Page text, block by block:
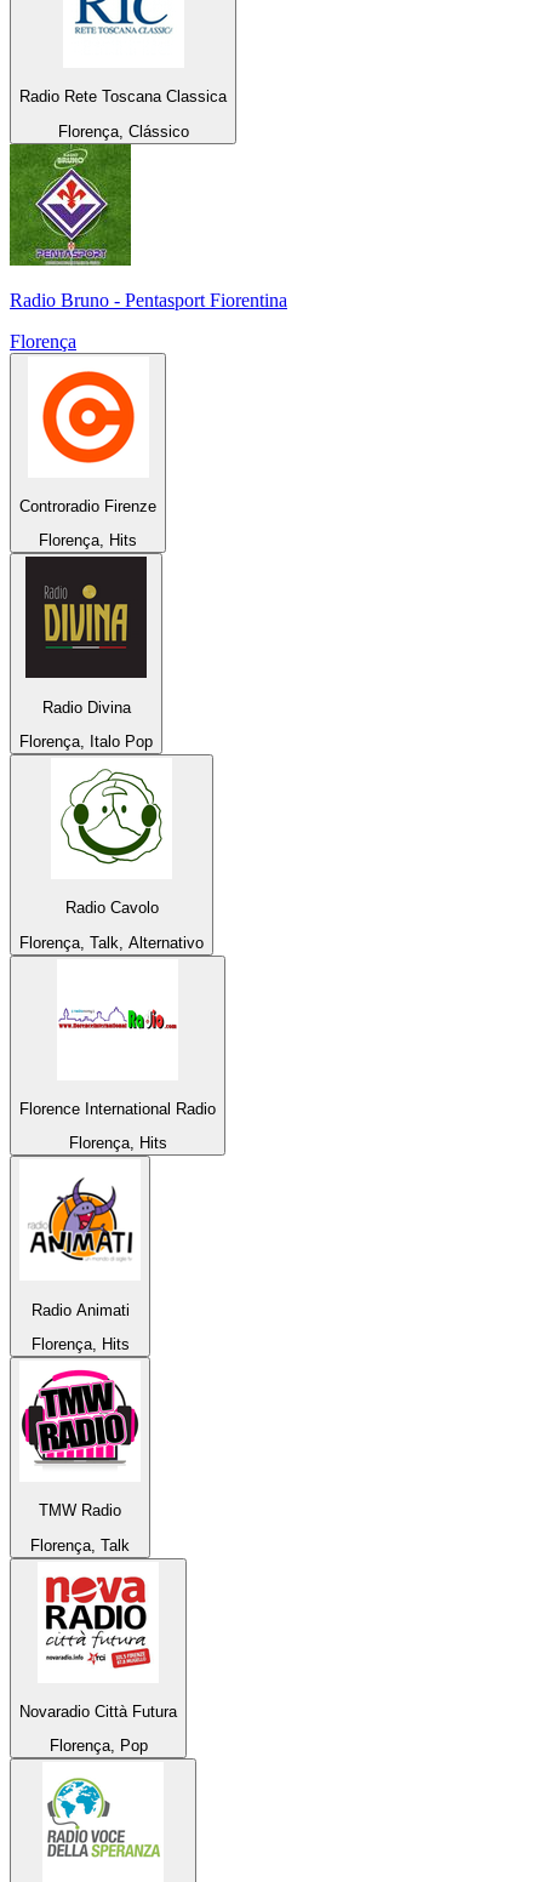
Radio Rete Toscana Classica
Florença, Clássico
Radio Bruno - Pentasport Fiorentina
Florença
Controradio Firenze
Florença, Hits
Radio Divina
Florença, Italo Pop
Radio Cavolo
Florença, Talk, Alternativo
Florence International Radio
Florença, Hits
Radio Animati
Florença, Hits
TMW Radio
Florença, Talk
Novaradio Città Futura
Florença, Pop